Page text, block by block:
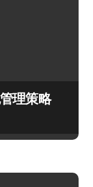
理策略